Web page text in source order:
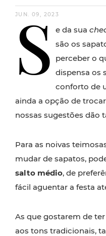
JUN. 09, 2023
S e da sua
são os
perceber o
dispensa os
conforto de
ainda a opção de
nossas sugestões dão
Para as noivas
mudar de sapatos,
salto médio, de
fácil aguentar a festa
As que gostarem de
aos tons tradicionais,